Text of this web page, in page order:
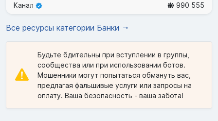
Канал 990 555
Все ресурсы категории Банки
Будьте бдительны при вступлении в группы,
сообщества или при использовании ботов.
Мошенники могут попытаться обмануть вас,
предлагая фальшивые услуги или запросы на
оплату. Ваша безопасность - ваша забота!